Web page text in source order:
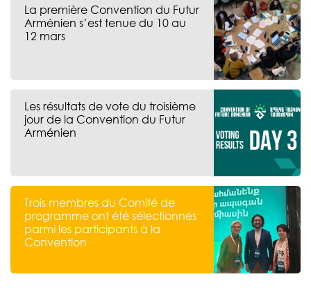
La première Convention du Futur
Arménien s’est tenue du 10 au
12 mars
Les résultats de vote du troisième
jour de la Convention du Futur
Arménien
Trois membres du Comité de
programme ont été sélectionnés
parmi les participants à la
Convention